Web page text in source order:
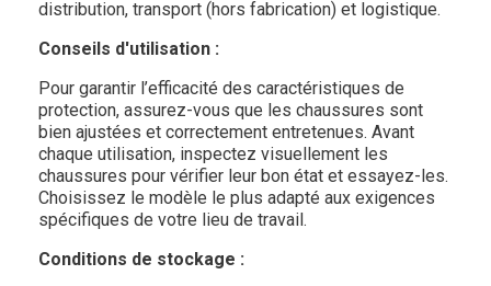
distribution, transport (hors fabrication) et logistique.
Conseils d'utilisation :
Pour garantir l’efficacité des caractéristiques de
protection, assurez-vous que les chaussures sont
bien ajustées et correctement entretenues. Avant
chaque utilisation, inspectez visuellement les
chaussures pour vérifier leur bon état et essayez-les.
Choisissez le modèle le plus adapté aux exigences
spécifiques de votre lieu de travail.
Conditions de stockage :